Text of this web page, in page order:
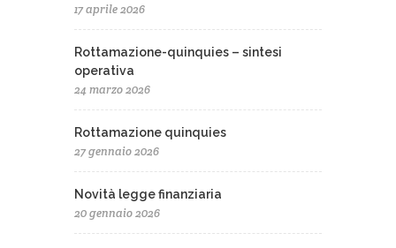
17 aprile 2026
Rottamazione-quinquies – sintesi
operativa
24 marzo 2026
Rottamazione quinquies
27 gennaio 2026
Novità legge finanziaria
20 gennaio 2026